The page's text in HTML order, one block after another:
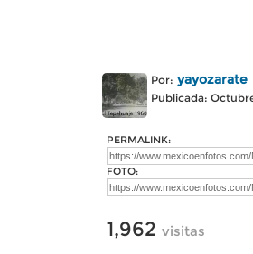
Por: yayozarate
Publicada:
PERMALINK:
FOTO:
1,962 visitas